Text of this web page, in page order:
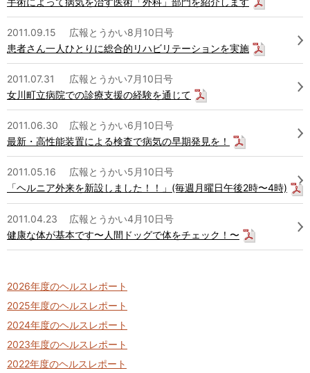
2011.09.15
広報とうかい8月10日号
患者さん一人ひとりに総合的リハビリテーションを実施
2011.07.31
広報とうかい7月10日号
女川町立病院での診療支援の経験を通じて
2011.06.30
広報とうかい6月10日号
最新・高性能装置による検査で病気の早期発見を！
2011.05.16
広報とうかい5月10日号
「ヘルニア外来を新設しました！！」(毎週月曜日午後2時〜4時)
2011.04.23
広報とうかい4月10日号
健康な体が基本です〜人間ドッグで体をチェック！〜
2026年度のヘルスレポート
2025年度のヘルスレポート
2024年度のヘルスレポート
2023年度のヘルスレポート
2022年度のヘルスレポート